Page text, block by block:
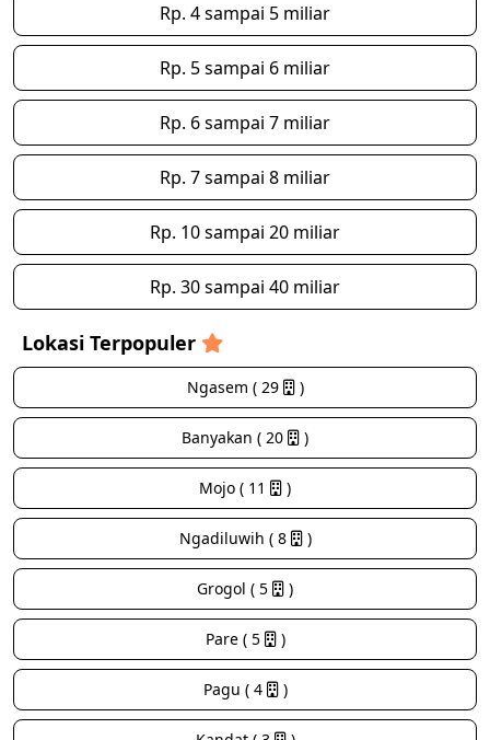
Rp. 4 sampai 5 miliar
Rp. 5 sampai 6 miliar
Rp. 6 sampai 7 miliar
Rp. 7 sampai 8 miliar
Rp. 10 sampai 20 miliar
Rp. 30 sampai 40 miliar
Lokasi Terpopuler
Ngasem ( 29 )
Banyakan ( 20 )
Mojo ( 11 )
Ngadiluwih ( 8 )
Grogol ( 5 )
Pare ( 5 )
Pagu ( 4 )